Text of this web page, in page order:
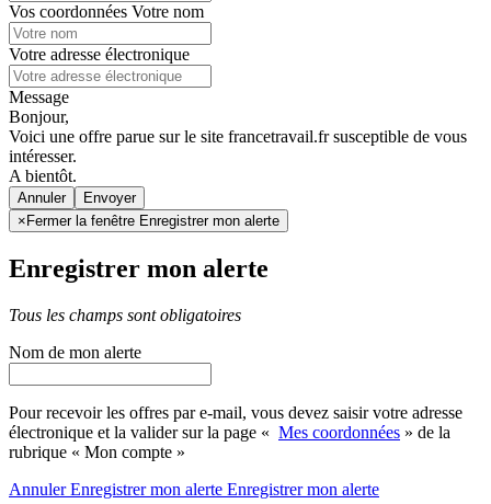
Vos coordonnées Votre nom
Votre adresse électronique
Message
Bonjour,
Voici une offre parue sur le site francetravail.fr susceptible de vous
intéresser.
A bientôt.
Annuler
× Fermer la fenêtre Enregistrer mon alerte
Enregistrer mon alerte
Tous les champs sont obligatoires
Nom de mon alerte
Pour recevoir les offres par e-mail, vous devez saisir votre adresse
électronique et la valider sur la page « Mes coordonnées » de la
rubrique « Mon compte »
AnnulerEnregistrer mon alerte Enregistrermon alerte